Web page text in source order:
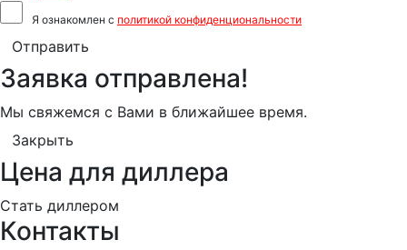
Я ознакомлен с политикой конфиденциональности
Отправить
Заявка отправлена!
Мы свяжемся с Вами в ближайшее время.
Закрыть
Цена для диллера
Стать диллером
Контакты